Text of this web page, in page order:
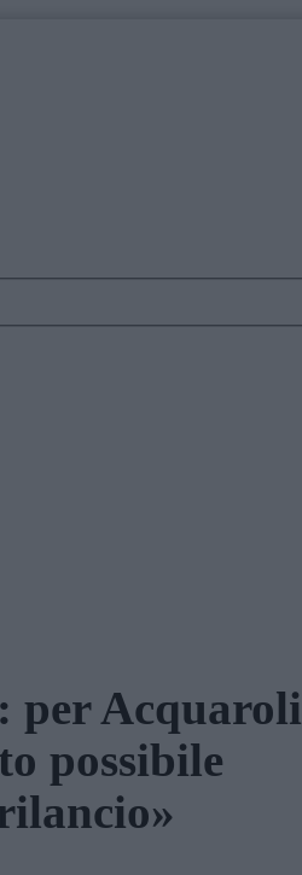
per Acquaroli
possibile